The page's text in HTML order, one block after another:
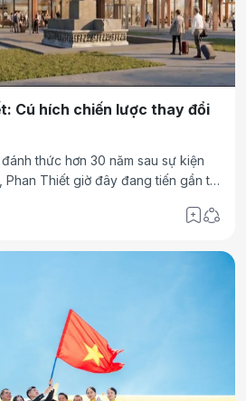
Cú hích chiến lược thay đổi
thức hơn 30 năm sau sự kiện
Thiết giờ đây đang tiến gần tới
sóng đầu tư lớn, mở ra cơ